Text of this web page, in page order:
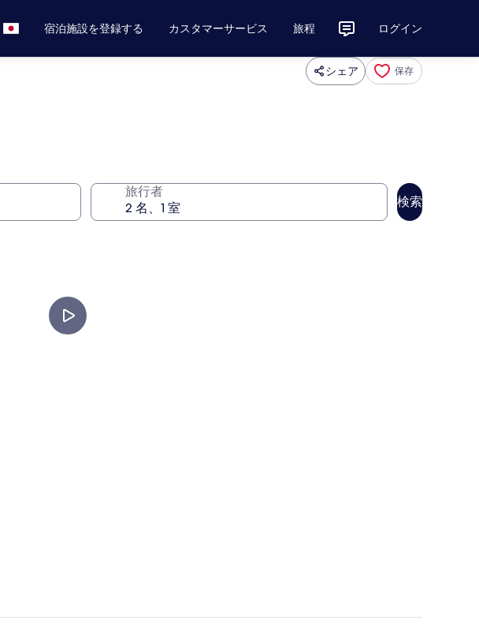
宿泊施設を登録する カスタマーサービス 旅程 ログイン
シェア 保存
旅行者
検索